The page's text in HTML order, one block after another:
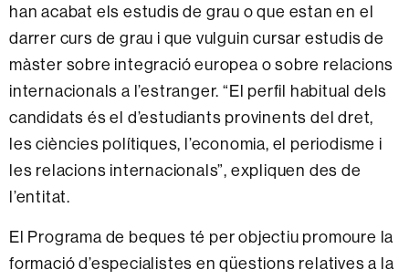
han acabat els estudis de grau o que estan en el
darrer curs de grau i que vulguin cursar estudis de
màster sobre integració europea o sobre relacions
internacionals a l’estranger. “El perfil habitual dels
candidats és el d’estudiants provinents del dret,
les ciències polítiques, l’economia, el periodisme i
les relacions internacionals”, expliquen des de
l’entitat.
El Programa de beques té per objectiu promoure la
formació d’especialistes en qüestions relatives a la